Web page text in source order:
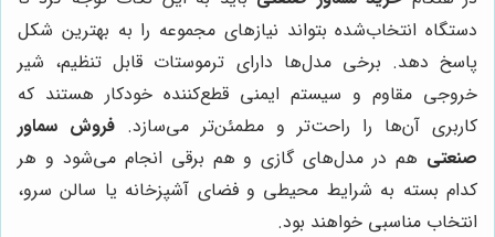
دستگاه انتخاب‌شده بتواند نیازهای مجموعه را به بهترین شکل
پاسخ دهد. برخی مدل‌ها دارای ترموستات قابل تنظیم، شیر
خروجی مقاوم و سیستم ایمنی قطع‌کننده خودکار هستند که
کاربری آن‌ها را راحت‌تر و مطمئن‌تر می‌سازد. فروش سماور
صنعتی هم در مدل‌های گازی و هم برقی انجام می‌شود و هر
کدام بسته به شرایط محیطی و فضای آشپزخانه یا سالن سرو،
انتخاب مناسبی خواهند بود.